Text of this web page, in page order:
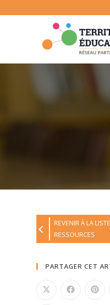
to
REVENIR À LA
RESSOURCES
PARTAGER CET